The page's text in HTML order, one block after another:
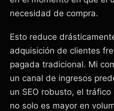
necesidad de compra.
Esto reduce
adquisición de clientes
pagada tradicional. Mi
un canal de ingresos
un SEO robusto, el
no solo es mayor en